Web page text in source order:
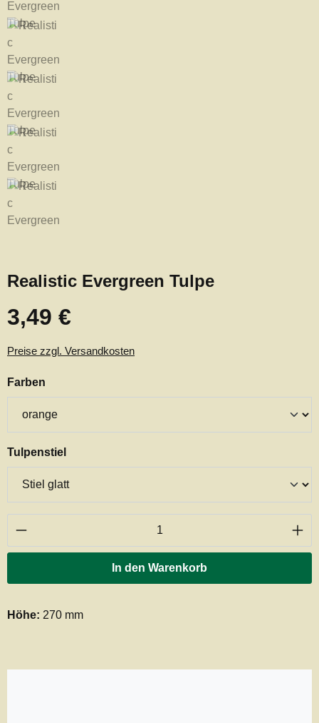
Realistic Evergreen Tulpe
Regulärer Preis:
3,49 €
Preise zzgl. Versandkosten
Farben
Tulpenstielauswählen
Produkt Anzahl: Gib den gewünschten
In den Warenkorb
Höhe: 270 mm